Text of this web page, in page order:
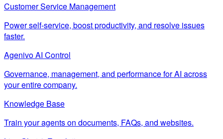
Customer Service Management
Power self-service, boost productivity, and resolve issues
faster.
Agenivo AI Control
Governance, management, and performance for AI across
your entire company.
Knowledge Base
Train your agents on documents, FAQs, and websites.